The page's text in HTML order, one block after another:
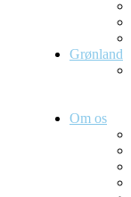
Grønland
Om os